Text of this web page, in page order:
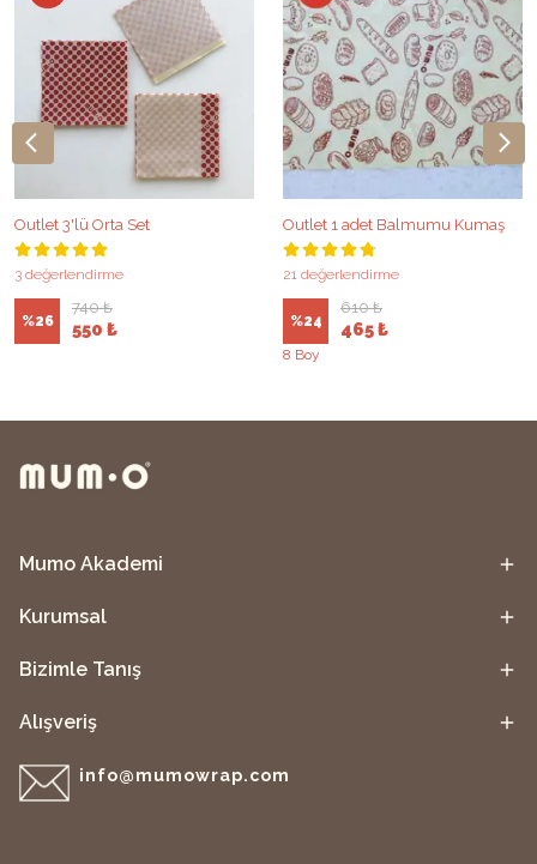
Outlet 3'lü Orta Set
3 değerlendirme
%26
740 ₺
550 ₺
Outlet 1 adet Balmumu Kumaş
21 değerlendirme
%24
610 ₺
465 ₺
8 Boy
Mumo Akademi
Kurumsal
Bizimle Tanış
Alışveriş
info@mumowrap.com